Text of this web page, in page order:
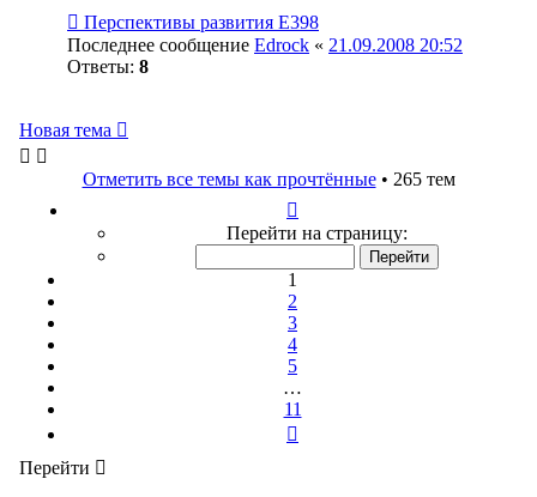
Перспективы развития Е398
Последнее сообщение Edrock « 21.09.2008 20:52
Ответы: 8
Новая тема
Отметить все темы как прочтённые• 265 тем
1
из
11
Перейти на страницу:
1
2
3
4
5
…
11
Перейти